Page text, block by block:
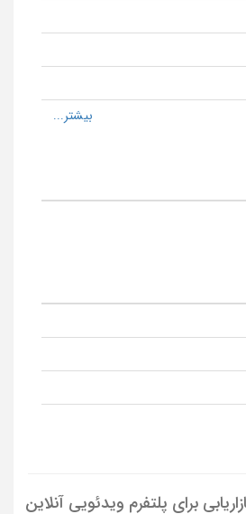
برای پلتفرم ویدئویی آنلاین